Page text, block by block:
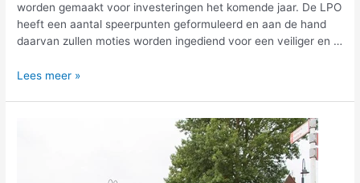
worden gemaakt voor investeringen het komende jaar. De LPO
heeft een aantal speerpunten geformuleerd en aan de hand
daarvan zullen moties worden ingediend voor een veiliger en …
Lees meer »